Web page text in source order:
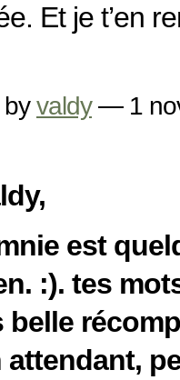
Et je t’en
byvaldy— 1
est
:). tes
belle